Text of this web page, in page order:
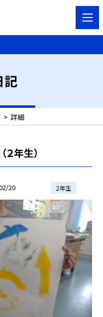
記
> 詳細
年生）
20 ２年生